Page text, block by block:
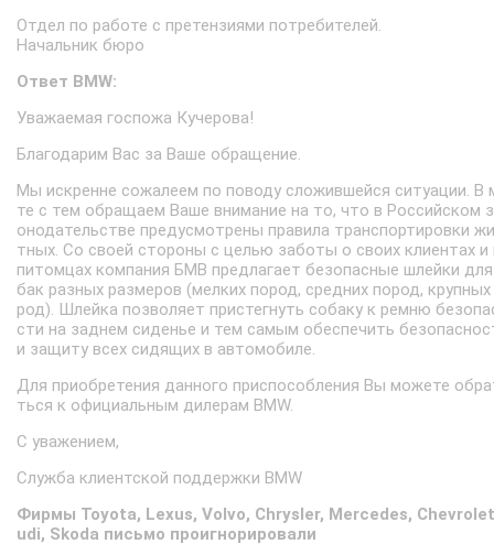
Отдел по работе с претензиями потребителей.
Начальник бюро
Ответ BMW:
Уважаемая госпожа Кучерова!
Благодарим Вас за Ваше обращение.
Мы искренне сожалеем по поводу сложившейся ситуации. В
те с тем обращаем Ваше внимание на то, что в Российском
онодательстве предусмотрены правила транспортировки
тных. Со своей стороны с целью заботы о своих клиентах и
питомцах компания БМВ предлагает безопасные шлейки
бак разных размеров (мелких пород, средних пород,
род). Шлейка позволяет пристегнуть собаку к ремню
сти на заднем сиденье и тем самым обеспечить
и защиту всех сидящих в автомобиле.
Для приобретения данного приспособления Вы можете
ться к официальным дилерам BMW.
С уважением,
Служба клиентской поддержки BMW
Фирмы Toyota, Lexus, Volvo, Chrysler, Mercedes,
udi, Skoda письмо проигнорировали